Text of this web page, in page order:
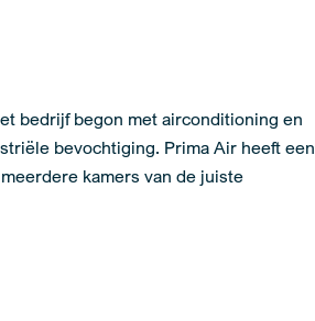
bedrijf begon met airconditioning en
bevochtiging. Prima Air heeft een
kamers van de juiste